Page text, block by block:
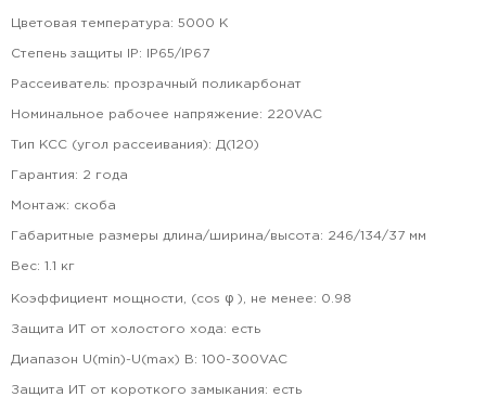
Цветовая температура: 5000 К
Степень защиты IP: IP65/IP67
Рассеиватель: прозрачный поликарбонат
Номинальное рабочее напряжение: 220VAC
Тип КСС (угол рассеивания): Д(120)
Гарантия: 2 года
Монтаж: скоба
Габаритные размеры длина/ширина/высота: 246/134/37 мм
Вес: 1.1 кг
Коэффициент мощности, (cos φ ), не менее: 0.98
Защита ИТ от холостого хода: есть
Диапазон U(min)-U(max) В: 100-300VAC
Защита ИТ от короткого замыкания: есть